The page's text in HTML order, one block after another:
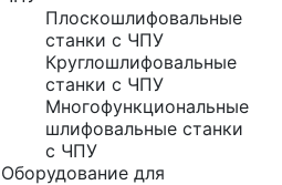
Плоскошлифовальные
станки с ЧПУ
Круглошлифовальные
станки с ЧПУ
Многофункциональные
шлифовальные станки
с ЧПУ
Оборудование для